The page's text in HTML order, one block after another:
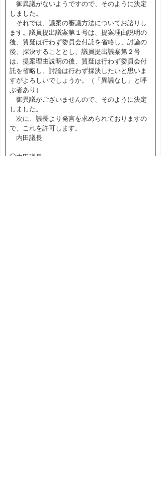
御異議がないようですので、そのように決定
しました。
それでは、議案の審議方法についてお諮りし
ます。議員提出議案第１号は、提案理由説明の
後、質疑は行わず委員会付託を省略し、討論の
後、採決することとし、議員提出議案第２号
は、提案理由説明の後、質疑は行わず委員会付
託を省略し、討論は行わず採決したいと思いま
すがよろしいでしょうか。（「異議なし」と呼
ぶ者あり）
御異議がございませんので、そのように決定
しました。
次に、議長より発言を求められておりますの
で、これを許可します。
内田議長
◯内田議長